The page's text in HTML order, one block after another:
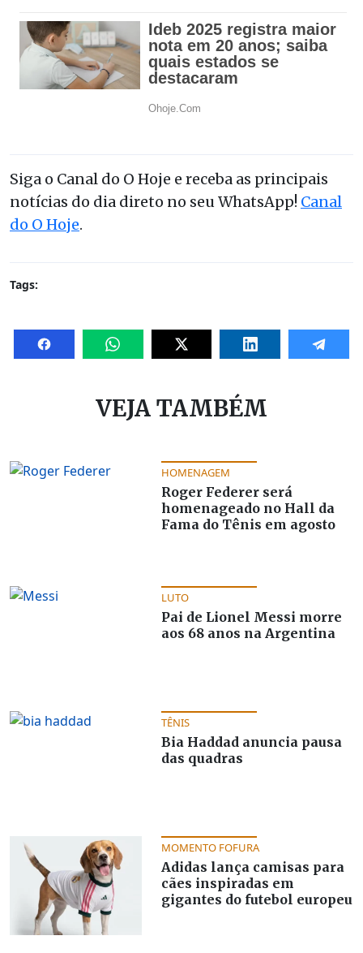
Siga o Canal do O Hoje e receba as principais
notícias do dia direto no seu WhatsApp! Canal
do O Hoje.
Tags:
VEJA TAMBÉM
HOMENAGEM
Roger Federer será
homenageado no Hall da
Fama do Tênis em agosto
LUTO
Pai de Lionel Messi morre
aos 68 anos na Argentina
TÊNIS
Bia Haddad anuncia pausa
das quadras
MOMENTO FOFURA
Adidas lança camisas para
cães inspiradas em
gigantes do futebol europeu